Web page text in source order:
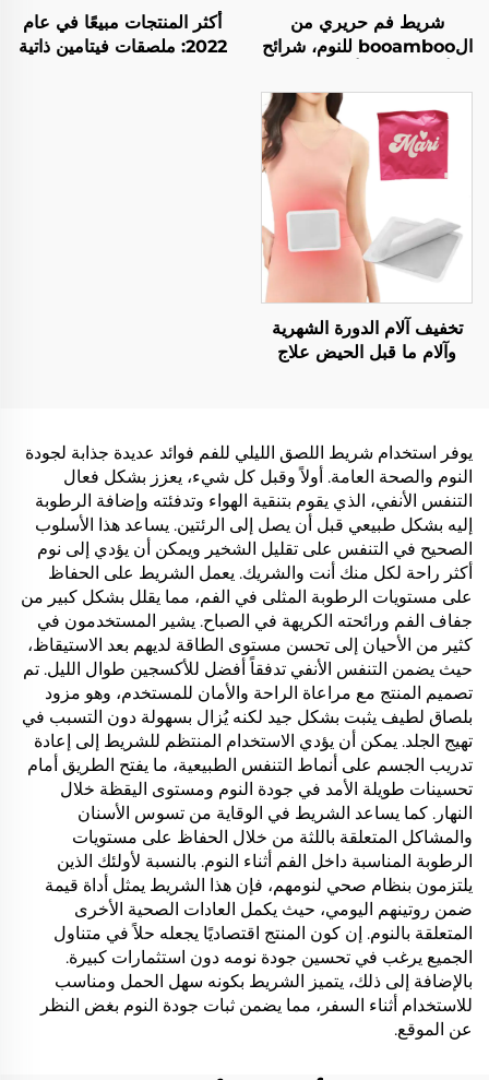
شريط فم حريري من
الbooamboo للنوم، شرائح
شريط شفاه لطيف للنوم
أكثر المنتجات مبيعًا في عام
2022: ملصقات فيتامين ذاتية
تخفيف آلام الدورة الشهرية
وآلام ما قبل الحيض علاج
يوفر استخدام شريط اللصق الليلي للفم فوائد عديدة جذابة لجودة
النوم والصحة العامة. أولاً وقبل كل شيء، يعزز بشكل فعال
التنفس الأنفي، الذي يقوم بتنقية الهواء وتدفئته وإضافة الرطوبة
إليه بشكل طبيعي قبل أن يصل إلى الرئتين. يساعد هذا الأسلوب
الصحيح في التنفس على تقليل الشخير ويمكن أن يؤدي إلى نوم
أكثر راحة لكل منك أنت والشريك. يعمل الشريط على الحفاظ
على مستويات الرطوبة المثلى في الفم، مما يقلل بشكل كبير من
جفاف الفم ورائحته الكريهة في الصباح. يشير المستخدمون في
كثير من الأحيان إلى تحسن مستوى الطاقة لديهم بعد الاستيقاظ،
حيث يضمن التنفس الأنفي تدفقاً أفضل للأكسجين طوال الليل. تم
تصميم المنتج مع مراعاة الراحة والأمان للمستخدم، وهو مزود
بلصاق لطيف يثبت بشكل جيد لكنه يُزال بسهولة دون التسبب في
تهيج الجلد. يمكن أن يؤدي الاستخدام المنتظم للشريط إلى إعادة
تدريب الجسم على أنماط التنفس الطبيعية، ما يفتح الطريق أمام
تحسينات طويلة الأمد في جودة النوم ومستوى اليقظة خلال
النهار. كما يساعد الشريط في الوقاية من تسوس الأسنان
والمشاكل المتعلقة باللثة من خلال الحفاظ على مستويات
الرطوبة المناسبة داخل الفم أثناء النوم. بالنسبة لأولئك الذين
يلتزمون بنظام صحي لنومهم، فإن هذا الشريط يمثل أداة قيمة
ضمن روتينهم اليومي، حيث يكمل العادات الصحية الأخرى
المتعلقة بالنوم. إن كون المنتج اقتصاديًا يجعله حلاً في متناول
الجميع يرغب في تحسين جودة نومه دون استثمارات كبيرة.
بالإضافة إلى ذلك، يتميز الشريط بكونه سهل الحمل ومناسب
للاستخدام أثناء السفر، مما يضمن ثبات جودة النوم بغض النظر
عن الموقع.